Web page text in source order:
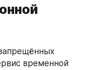
временной